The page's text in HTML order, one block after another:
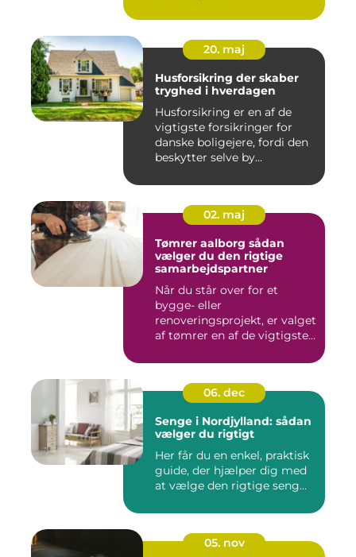
20. maj
Husforsikring der skaber
tryghed i hverdagen
Husforsikring er en af de
vigtigste forsikringer for
danske boligejere, fordi den
beskytter selve by...
02. maj
Tømrer aalborg sådan
vælger du den rigtige
samarbejdspartner
Når du står over for et
bygge- eller
renoveringsprojekt, er valget
af tømrer en af de vigtigste
06. dec
Senge i Nordjylland: sådan
vælger du rigtigt
Her får du en enkel, praktisk
guide, der hjælper dig med
at vælge den rigtige seng...
05. nov